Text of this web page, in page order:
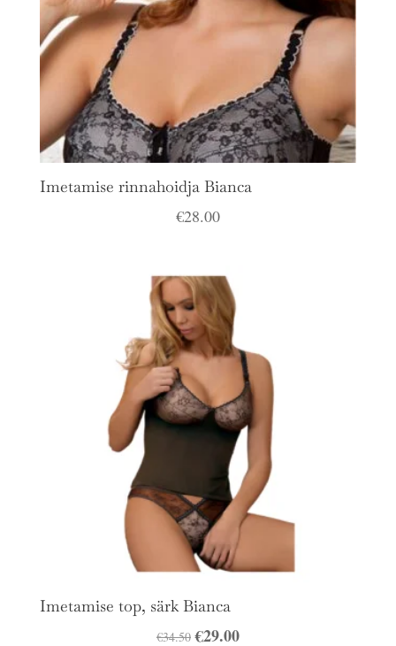
Imetamise rinnahoidja Bianca
€28.00
Imetamise top, särk Bianca
€34.50 Algne
€29.00Praegune